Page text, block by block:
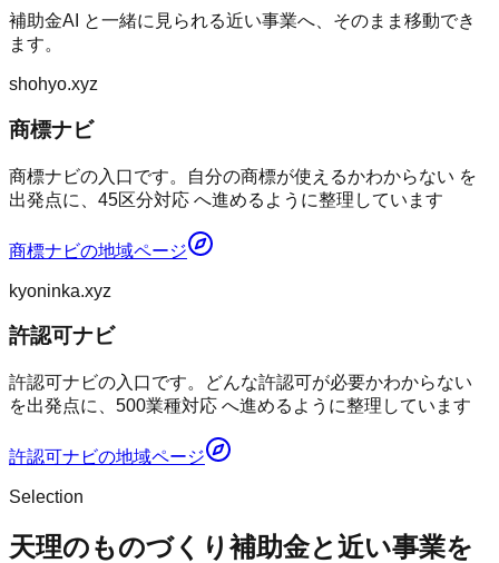
補助金AI
と一緒に見られる近い事業へ、そのまま移動でき
ます。
shohyo.xyz
商標ナビ
商標ナビの入口です。自分の商標が使えるかわからない を
出発点に、45区分対応 へ進めるように整理しています
商標ナビの地域ページ
kyoninka.xyz
許認可ナビ
許認可ナビの入口です。どんな許認可が必要かわからない
を出発点に、500業種対応 へ進めるように整理しています
許認可ナビの地域ページ
Selection
天理のものづくり補助金と近い事業を